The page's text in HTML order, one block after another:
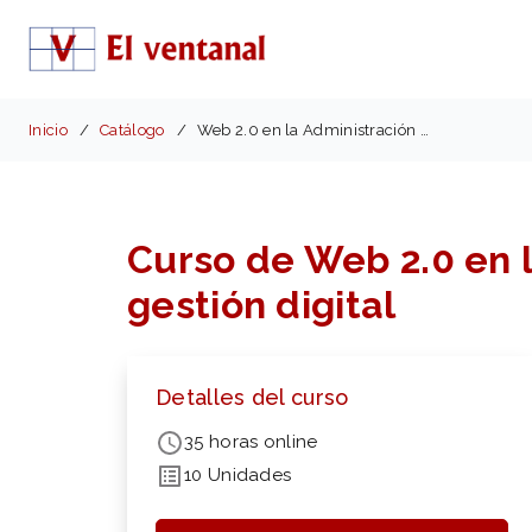
Inicio Catálogo Web 2.0 en la Administración Pública
Curso de Web 2.0
gestión digital
Detalles del curso
35 horas online
10 Unidades